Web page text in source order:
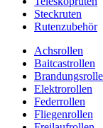
Steckruten
Rutenzubehör
Achsrollen
Baitcastrollen
Elektrorollen
Federrollen
Fliegenrollen